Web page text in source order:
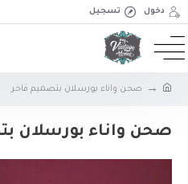
دخول تسجيل
صحن واناء بورسلان بتصميم فاخر
صحن واناء بورسلان